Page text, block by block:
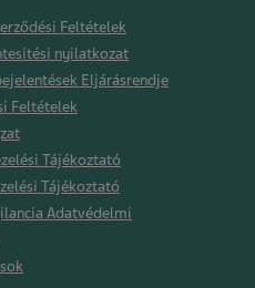
Feltételek
nyilatkozat
Eljárásrendje
Feltételek
Tájékoztató
Tájékoztató
Adatvédelmi